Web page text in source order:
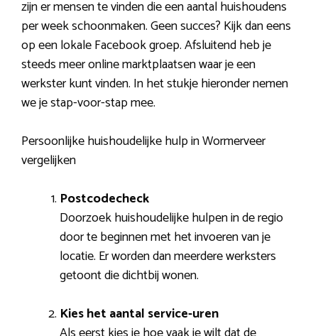
zijn er mensen te vinden die een aantal huishoudens
per week schoonmaken. Geen succes? Kijk dan eens
op een lokale Facebook groep. Afsluitend heb je
steeds meer online marktplaatsen waar je een
werkster kunt vinden. In het stukje hieronder nemen
we je stap-voor-stap mee.
Persoonlijke huishoudelijke hulp in Wormerveer
vergelijken
Postcodecheck
Doorzoek huishoudelijke hulpen in de regio
door te beginnen met het invoeren van je
locatie. Er worden dan meerdere werksters
getoont die dichtbij wonen.
Kies het aantal service-uren